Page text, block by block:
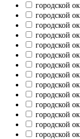
городской
городской
городской
городской
городской
городской
городской
городской
городской
городской
городской
городской
городской
городской